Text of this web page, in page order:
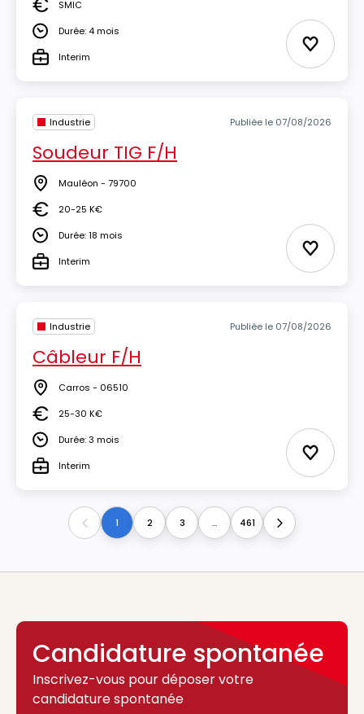
Salaire
SMIC
DuréeDurée: 4 mois
TypeInterim Ajouter
Industrie Publiée le 07/08/2026
Soudeur TIG F/H
Lieu Mauléon - 79700
Salaire20-25 K€
DuréeDurée: 18 mois
TypeInterim Ajouter
Industrie Publiée le 07/08/2026
Câbleur F/H
Lieu Carros - 06510
Salaire25-30 K€
DuréeDurée: 3 mois
TypeInterim Ajouter
Previous1 2 3 ... 461 Next
Candidature spontanée
Inscrivez-vous pour déposer votre
candidature spontanée